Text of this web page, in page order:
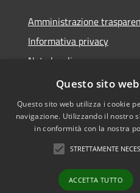
Amministrazione
Informativa privacy
Note legali
Dichiarazione di
Accessibilità
Questo sito
Questo sito web utilizza i cookie
navigazione. Utilizzando il nostro
in conformità con la nostra
STRETTAMENTE
ACCETTA TUTTO